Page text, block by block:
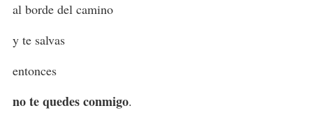
al borde del camino
y te salvas
entonces
no te quedes conmigo.